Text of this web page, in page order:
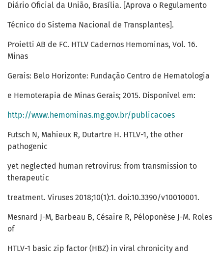
Diário Oficial da União, Brasília. [Aprova o Regulamento
Técnico do Sistema Nacional de Transplantes].
Proietti AB de FC. HTLV Cadernos Hemominas, Vol. 16.
Minas
Gerais: Belo Horizonte: Fundação Centro de Hematologia
e Hemoterapia de Minas Gerais; 2015. Disponível em:
http://www.hemominas.mg.gov.br/publicacoes
Futsch N, Mahieux R, Dutartre H. HTLV-1, the other
pathogenic
yet neglected human retrovirus: from transmission to
therapeutic
treatment. Viruses 2018;10(1):1. doi:10.3390/v10010001.
Mesnard J-M, Barbeau B, Césaire R, Péloponèse J-M. Roles
of
HTLV-1 basic zip factor (HBZ) in viral chronicity and